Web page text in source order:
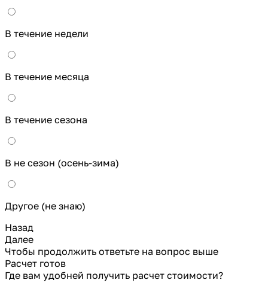
В течение недели
В течение месяца
В течение сезона
В не сезон (осень-зима)
Другое (не знаю)
Назад
Далее
Чтобы продолжить ответьте на вопрос выше
Расчет готов
Где вам удобней получить расчет стоимости?